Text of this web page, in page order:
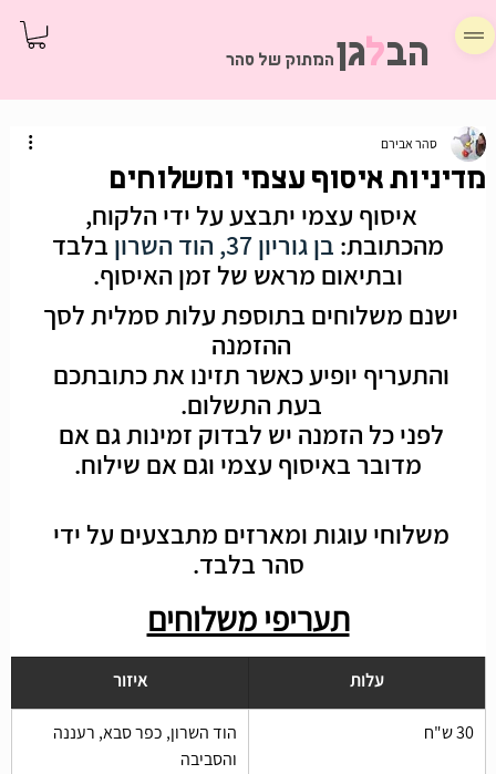
הבלגן המתוק של סהר
מדיניות איסוף עצמי ומשלוחים
סהר אבירם
איסוף עצמי יתבצע על ידי הלקוח,
מהכתובת: בן גוריון 37, הוד השרון
בלבד
ובתיאום מראש של זמן האיסוף.
ישנם משלוחים בתוספת עלות סמלית לסך
ההזמנה
והתעריף יופיע כאשר תזינו את כתובתכם
בעת התשלום.
לפני כל הזמנה יש לבדוק זמינות גם אם
מדובר באיסוף עצמי וגם אם שילוח.
משלוחי עוגות ומארזים מתבצעים על ידי
סהר בלבד.
תעריפי משלוחים
עלות איזור
30 ש"ח
הוד השרון, כפר סבא, רעננה
והסביבה